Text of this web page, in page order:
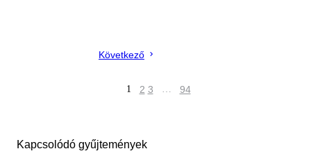
Következő
1 2 3 … 94
Kapcsolódó gyűjtemények